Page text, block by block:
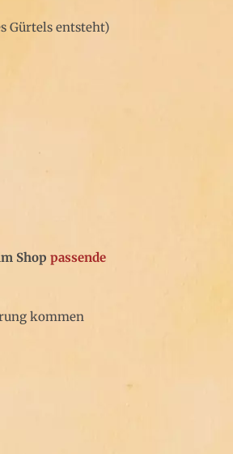
Gürtels entsteht)
Shop passende
kommen